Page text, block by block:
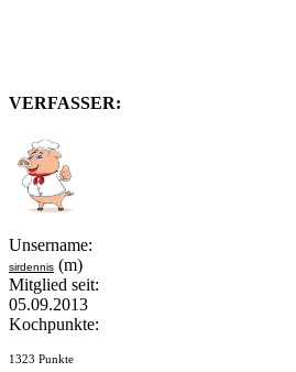
VERFASSER:
Unsername:
sirdennis (m)
Mitglied seit:
05.09.2013
Kochpunkte:
1323 Punkte